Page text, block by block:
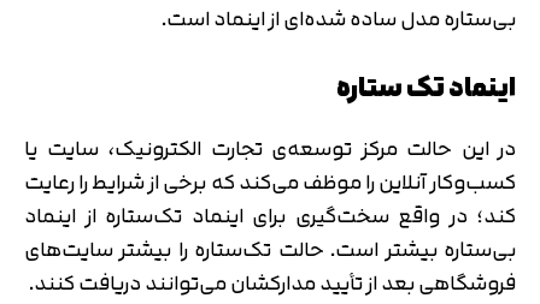
بی‌ستاره مدل ساده شده‌ای از اینماد است.
اینماد تک‌ ستاره
در این حالت مرکز توسعه‌ی تجارت الکترونیک، سایت یا
کسب‌وکار‌ آنلاین را موظف می‌کند که برخی از شرایط را رعایت
کند؛ در واقع سخت‌گیری برای اینماد تک‌ستاره از اینماد
‌بی‌ستاره بیشتر است. حالت تک‌ستاره را بیشتر سایت‌های
فروشگاهی بعد از تأیید مدارکشان می‌توانند دریافت کنند.